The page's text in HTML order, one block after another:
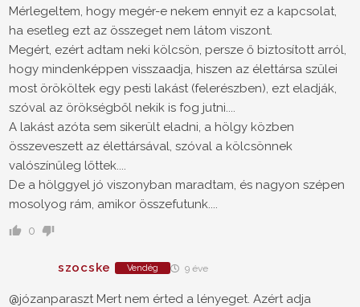
Mérlegeltem, hogy megér-e nekem ennyit ez a kapcsolat,
ha esetleg ezt az összeget nem látom viszont.
Megért, ezért adtam neki kölcsön, persze ő biztosított arról,
hogy mindenképpen visszaadja, hiszen az élettársa szülei
most örököltek egy pesti lakást (felerészben), ezt eladják,
szóval az örökségből nekik is fog jutni....
A lakást azóta sem sikerült eladni, a hölgy közben
összeveszett az élettársával, szóval a kölcsönnek
valószínűleg lőttek....
De a hölggyel jó viszonyban maradtam, és nagyon szépen
mosolyog rám, amikor összefutunk....
0
szocske Vendég 9 éve
@józanparaszt Mert nem érted a lényeget. Azért adja